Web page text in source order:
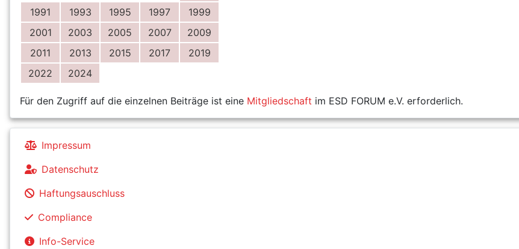
1991
1993 1995 1997
1999
2001
2003 2005 2007
2009
2011
2013 2015 2017
2019
2022
2024
Für den Zugriff auf die einzelnen Beiträge ist eine Mitgliedschaft im ESD FORUM e.V. erforderlich.
Impressum
Datenschutz
Haftungsauschluss
Compliance
Info-Service